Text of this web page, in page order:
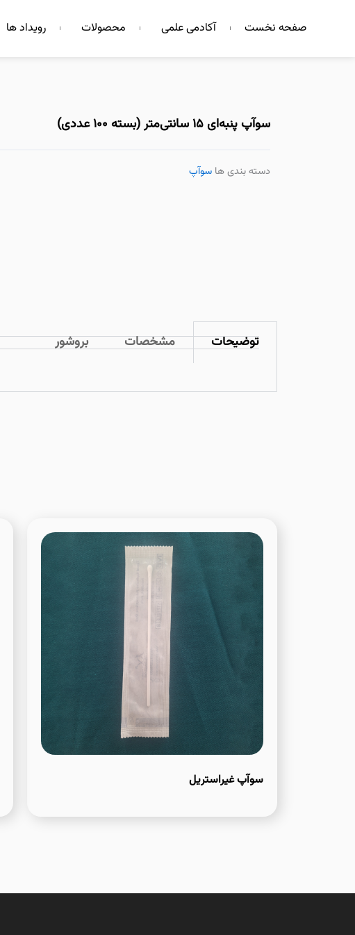
صفحه نخست آکادمی علمی محصولات رویداد ها
سوآپ پنبه‌ای ۱۵ سانتی‌متر (بسته ۱۰۰ عددی)
دسته بندی ها سوآپ
توضیحات مشخصات بروشور
سوآپ غیراستریل